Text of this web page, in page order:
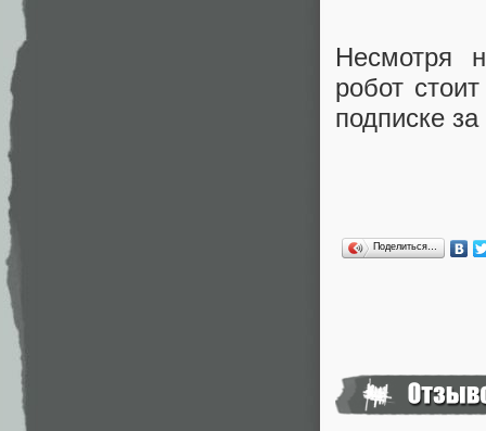
Несмотря
робот
подписке
Поделиться…